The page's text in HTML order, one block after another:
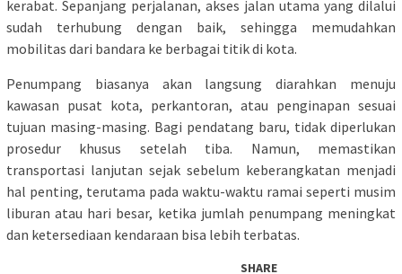
kerabat. Sepanjang perjalanan, akses jalan utama yang dilalui
sudah terhubung dengan baik, sehingga memudahkan
mobilitas dari bandara ke berbagai titik di kota.
Penumpang biasanya akan langsung diarahkan menuju
kawasan pusat kota, perkantoran, atau penginapan sesuai
tujuan masing-masing. Bagi pendatang baru, tidak diperlukan
prosedur khusus setelah tiba. Namun, memastikan
transportasi lanjutan sejak sebelum keberangkatan menjadi
hal penting, terutama pada waktu-waktu ramai seperti musim
liburan atau hari besar, ketika jumlah penumpang meningkat
dan ketersediaan kendaraan bisa lebih terbatas.
SHARE